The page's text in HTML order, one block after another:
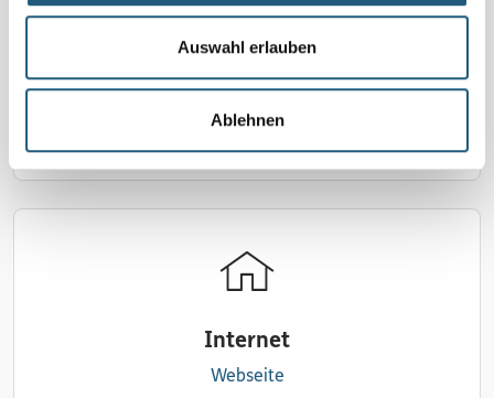
Auswahl erlauben
Ablehnen
E-Mail
Internet
Webseite